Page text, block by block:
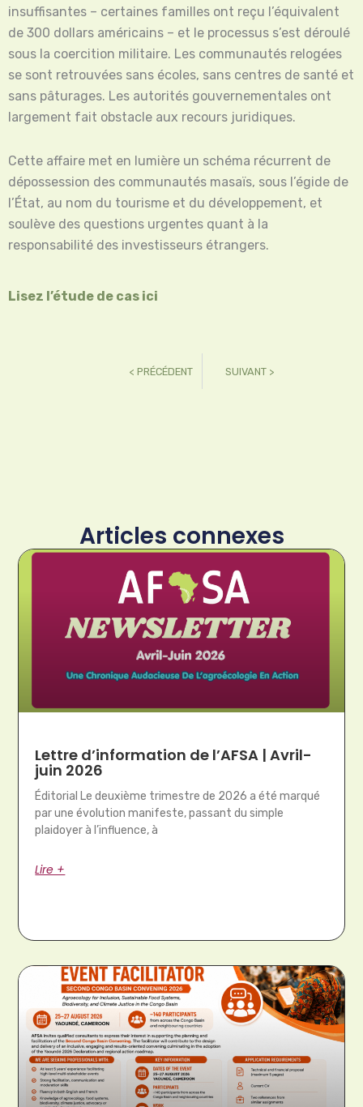
insuffisantes – certaines familles ont reçu l’équivalent
de 300 dollars américains – et le processus s’est déroulé
sous la coercition militaire. Les communautés relogées
se sont retrouvées sans écoles, sans centres de santé et
sans pâturages. Les autorités gouvernementales ont
largement fait obstacle aux recours juridiques.
Cette affaire met en lumière un schéma récurrent de
dépossession des communautés masaïs, sous l’égide de
l’État, au nom du tourisme et du développement, et
soulève des questions urgentes quant à la
responsabilité des investisseurs étrangers.
Lisez l’étude de cas ici
< PRÉCÉDENT SUIVANT >
Articles connexes
Lettre d’information de l’AFSA | Avril-
juin 2026
Éditorial Le deuxième trimestre de 2026 a été marqué
par une évolution manifeste, passant du simple
plaidoyer à l’influence, à
Lire +